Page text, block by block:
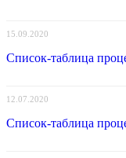
15.09.2020
Список-таблица
12.07.2020
Список-таблица